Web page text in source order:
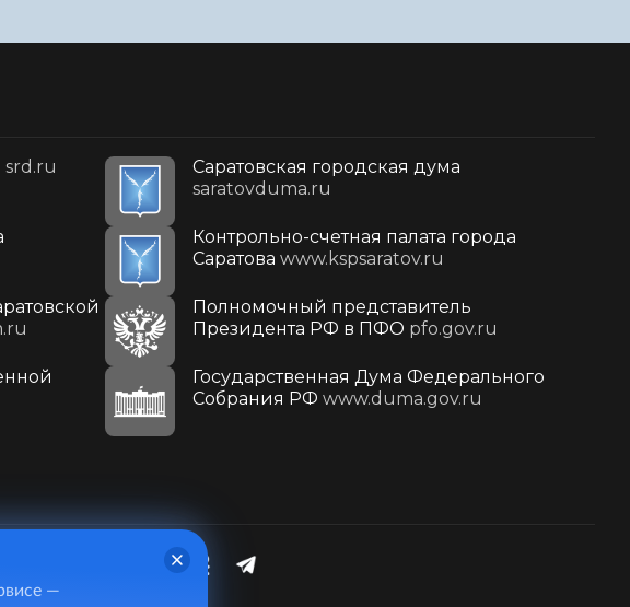
srd.ru
Саратовская городская дума
saratovduma.ru
Контрольно-счетная палата города
Саратова www.kspsaratov.ru
Полномочный представитель
Президента РФ в ПФО pfo.gov.ru
Государственная Дума Федерального
Собрания РФ www.duma.gov.ru
д. 78
—